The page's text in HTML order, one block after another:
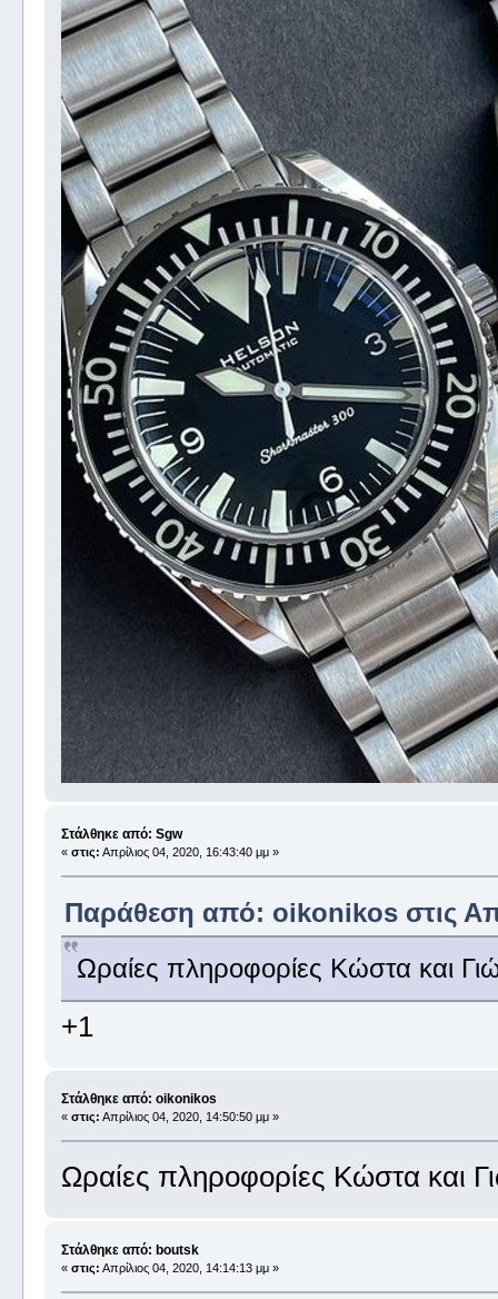
Στάλθηκε από: Sgw
« στις: Απρίλιος 04, 2020, 16:43:40 μμ »
Παράθεση από: oikonikos στις
Ωραίες πληροφορίες Κώστα και
+1
Στάλθηκε από: oikonikos
« στις: Απρίλιος 04, 2020, 14:50:50 μμ »
Ωραίες πληροφορίες Κώστα και
Στάλθηκε από: boutsk
« στις: Απρίλιος 04, 2020, 14:14:13 μμ »